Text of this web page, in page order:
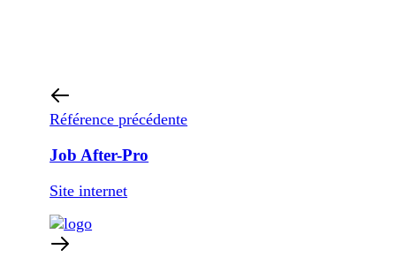
Référence précédente
Job After-Pro
Site internet